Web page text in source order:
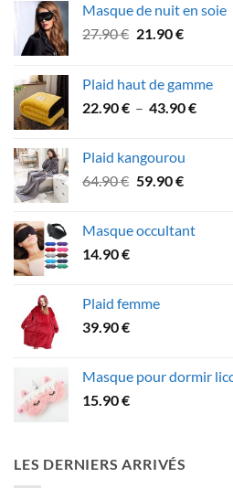
Masque de nuit en soie
27.90€ Le
était :
27.90 €.
21.90€Le
est :
21.90 €.
Plaid haut de gamme
22.90€ – 43.90€Plage
Plaid kangourou
64.90€ Le
était :
59.90€Le
est :
Masque occultant
14.90€
Plaid femme
39.90€
Masque pour dormir
15.90€
LES DERNIERS ARRIVÉS